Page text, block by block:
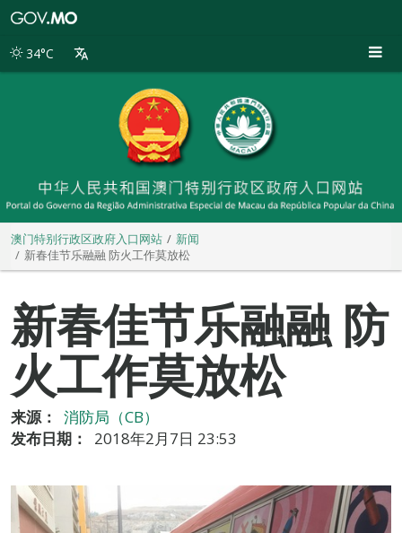
别
34°C
澳门特别行政区政府入口网站
新闻
新春佳节乐融融 防火工作莫放松
新春佳节乐融融 防
火工作莫放松
来源：
消防局（CB）
发布日期：
2018年2月7日 23:53